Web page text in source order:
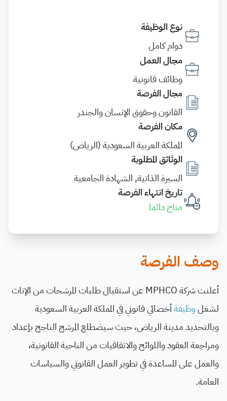
نوع الوظيفة
دوام كامل
مجال العمل
وظائف قانونية
مجال الفرصة
القانون وحقوق الإنسان والجندر
مكان الفرصة
المملكة العربية السعودية (الرياض)
الوثائق المطلوبة
السيرة الذاتية, الشهادة الجامعية
تاريخ انتهاء الفرصة
متاح دائما
وصف الفرصة
​أعلنت شركة MPHCO عن استقبال طلبات المرشحات من الإناث
لشغلوظيفةأخصائي قانوني في المملكة العربية السعودية
وبالتحديد مدينة الرياض، حيث سيضطلع المرشح الناجح بإعداد
ومراجعة العقود واللوائح والاتفاقيات من الناحية القانونية،
والعمل على المساعدة في تطوير العمل القانوني والسياسات
العامة.